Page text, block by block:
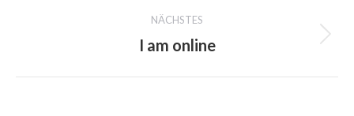
NÄCHSTES
Next
I am online